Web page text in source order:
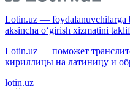
Lotin.uz — foydalanuvchilarga
aksincha o‘girish xizmatini
Lotin.uz — поможет
кириллицы на латиницу и
lotin.uz